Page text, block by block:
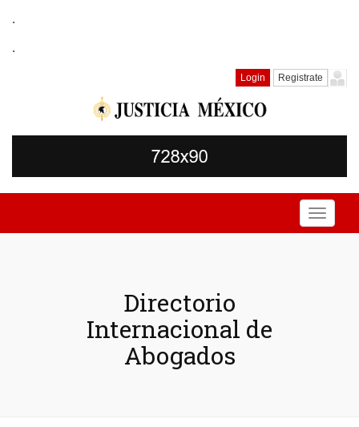
.
.
Login Registrate
Toggle
Directorio
Internacional de
Abogados